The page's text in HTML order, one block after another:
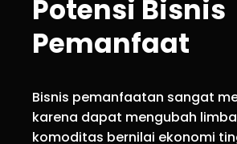
Potensi Bisnis
Pemanfaat
Bisnis pemanfaatan sangat
karena dapat mengubah
komoditas bernilai ekonomi